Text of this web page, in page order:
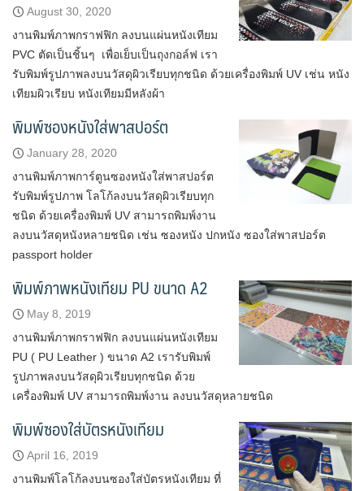
August 30, 2020
งานพิมพ์ภาพกราฟฟิก ลงบนแผ่นหนังเทียม
PVC ตัดเป็นชิ้นๆ เพื่อเย็บเป็นถุงกอล์ฟ เรา
รับพิมพ์รูปภาพลงบนวัสดุผิวเรียบทุกชนิด ด้วยเครื่องพิมพ์ UV เช่น หนัง
เทียมผิวเรียบ หนังเทียมมีหลังผ้า
พิมพ์ซองหนังใส่พาสปอร์ต
January 28, 2020
งานพิมพ์ภาพการ์ตูนซองหนังใส่พาสปอร์ต
รับพิมพ์รูปภาพ โลโก้ลงบนวัสดุผิวเรียบทุก
ชนิด ด้วยเครื่องพิมพ์ UV สามารถพิมพ์งาน
ลงบนวัสดุหนังหลายชนิด เช่น ซองหนัง ปกหนัง ซองใส่พาสปอร์ต
passport holder
พิมพ์ภาพหนังเทียม PU ขนาด A2
May 8, 2019
งานพิมพ์ภาพกราฟฟิก ลงบนแผ่นหนังเทียม
PU ( PU Leather ) ขนาด A2 เรารับพิมพ์
รูปภาพลงบนวัสดุผิวเรียบทุกชนิด ด้วย
เครื่องพิมพ์ UV สามารถพิมพ์งาน ลงบนวัสดุหลายชนิด
พิมพ์ซองใส่บัตรหนังเทียม
April 16, 2019
งานพิมพ์โลโก้ลงบนซองใส่บัตรหนังเทียม ที่